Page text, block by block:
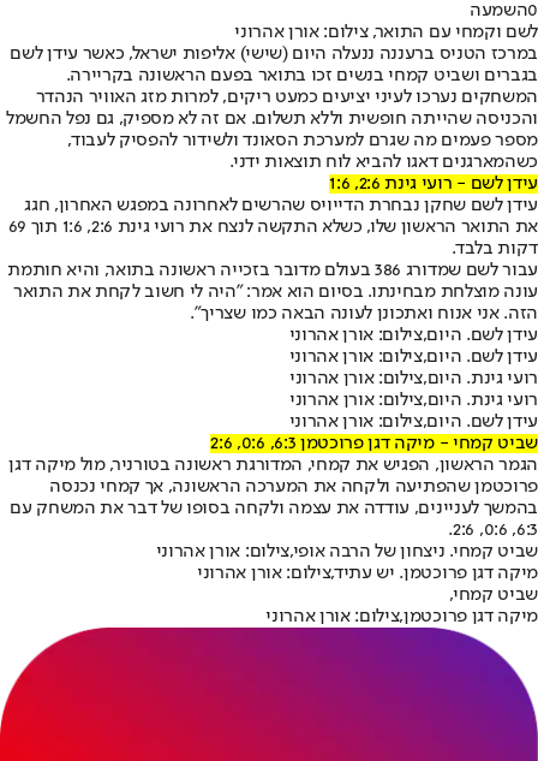
0השמעה
לשם וקמחי עם התואר, צילום: אורן אהרוני
במרכז הטניס ברעננה ננעלה היום (שישי) אליפות ישראל, כאשר עידן לשם
בגברים ושביט קמחי בנשים זכו בתואר בפעם הראשונה בקריירה.
המשחקים נערכו לעיני יציעים כמעט ריקים, למרות מזג האוויר הנהדר
והכניסה שהייתה חופשית וללא תשלום. אם זה לא מספיק, גם נפל החשמל
מספר פעמים מה שגרם למערכת הסאונד ולשידור להפסיק לעבוד,
כשהמארגנים דאגו להביא לוח תוצאות ידני.
עידן לשם - רועי גינת 2:6, 1:6
עידן לשם שחקן נבחרת הדייויס שהרשים לאחרונה במפגש האחרון, חגג
את התואר הראשון שלו, כשלא התקשה לנצח את רועי גינת 2:6, 1:6 תוך 69
דקות בלבד.
עבור לשם שמדורג 386 בעולם מדובר בזכייה ראשונה בתואר, והיא חותמת
עונה מוצלחת מבחינתו. בסיום הוא אמר: "היה לי חשוב לקחת את התואר
הזה. אני אנוח ואתכונן לעונה הבאה כמו שצריך".
עידן לשם. היום,צילום: אורן אהרוני
עידן לשם. היום,צילום: אורן אהרוני
רועי גינת. היום,צילום: אורן אהרוני
רועי גינת. היום,צילום: אורן אהרוני
עידן לשם. היום,צילום: אורן אהרוני
שביט קמחי - מיקה דגן פרוכטמן 6:3, 0:6, 2:6
הגמר הראשון, הפגיש את קמחי, המדורגת ראשונה בטורניר, מול מיקה דגן
פרוכטמן שהפתיעה ולקחה את המערכה הראשונה, אך קמחי נכנסה
בהמשך לעניינים, עודדה את עצמה ולקחה בסופו של דבר את המשחק עם
6:3, 0:6, 2:6.
שביט קמחי. ניצחון של הרבה אופי,צילום: אורן אהרוני
מיקה דגן פרוכטמן. יש עתיד,צילום: אורן אהרוני
שביט קמחי,
מיקה דגן פרוכטמן,צילום: אורן אהרוני